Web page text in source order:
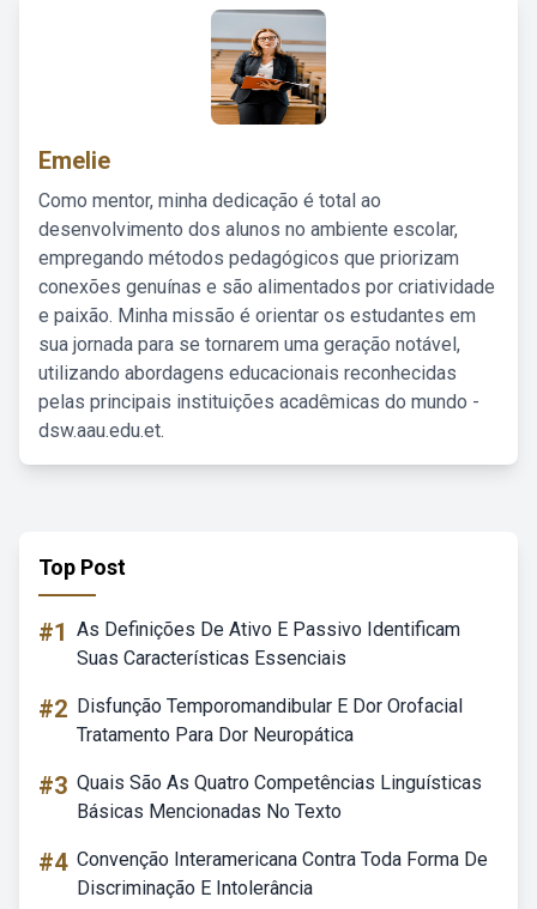
Emelie
Como mentor, minha dedicação é total ao
desenvolvimento dos alunos no ambiente escolar,
empregando métodos pedagógicos que priorizam
conexões genuínas e são alimentados por criatividade
e paixão. Minha missão é orientar os estudantes em
sua jornada para se tornarem uma geração notável,
utilizando abordagens educacionais reconhecidas
pelas principais instituições acadêmicas do mundo -
dsw.aau.edu.et.
Top Post
#1 As Definições De Ativo E Passivo Identificam
Suas Características Essenciais
#2 Disfunção Temporomandibular E Dor Orofacial
Tratamento Para Dor Neuropática
#3 Quais São As Quatro Competências Linguísticas
Básicas Mencionadas No Texto
#4 Convenção Interamericana Contra Toda Forma De
Discriminação E Intolerância